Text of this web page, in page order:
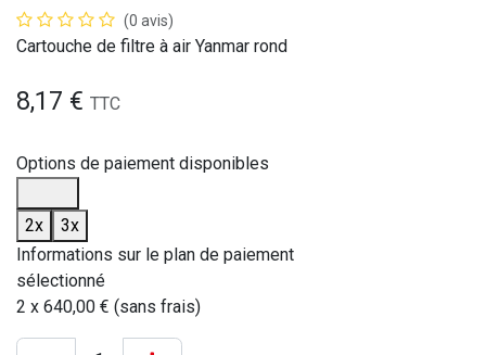
(0 avis)
Cartouche de filtre à air Yanmar rond
8,17 € TTC
Options de paiement disponibles
2x
3x
Informations sur le plan de paiement
sélectionné
2 x 640,00 € (sans frais)